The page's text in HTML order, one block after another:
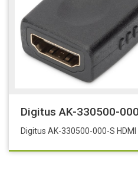
Digitus AK-330500-